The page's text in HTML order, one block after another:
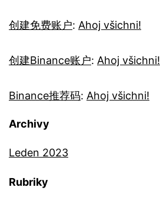
创建免费账户: Ahoj všichni!
创建Binance账户: Ahoj všichni!
Binance推荐码: Ahoj všichni!
Archivy
Leden 2023
Rubriky